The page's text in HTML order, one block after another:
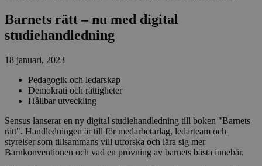
Barnets rätt – nu med digital
studiehandledning
18 januari, 2023
Pedagogik och ledarskap
Demokrati och rättigheter
Hållbar utveckling
Sensus lanserar en ny digital studiehandledning till boken "Barnets
rätt". Handledningen är till för medarbetarlag, ledarteam och
styrelser som tillsammans vill utforska och lära sig mer
Barnkonventionen och vad en prövning av barnets bästa innebär.